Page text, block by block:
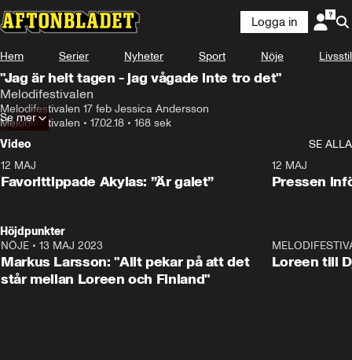
Logga in
Hem Serier Nyheter Sport Nöje Livsstil
"Jag är helt tagen - jag vågade inte tro det"
Melodifestivalen
Melodifestivalen 17 feb Jessica Andersson
Melodifestivalen • 17.02.18 • 168 sek
Se mer
Video
SE ALLA
12 MAJ
Favorittippade Akylas: ”Är galet”
12 MAJ
Pressen
Höjdpunkter
NÖJE • 13 MAJ 2023
Markus Larsson: "Allt pekar på att det
står mellan Loreen och Finland"
Loreen till